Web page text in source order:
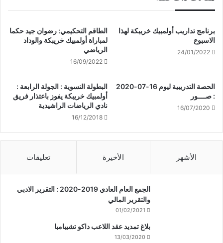
برنامج تداريب أولمبيك خريبكة لهذا
الاسبوع
24/01/2022
الطاقم التحكيمي: رضوان جيد حكما
لمباراة أولمبيك خريبكة والوداد
الرياضي
16/09/2022
الحصة التدريبية ليوم 16-07-2020
: صــــور
16/07/2020
البطولة النسوية : الجولة الرابعة :
أولمبيك خريبكة يفوز باعتذار فريق
نادي الرياضات الراشيدية
16/12/2018
الأشهر الأخيرة تعليقات
الجمع العام العادي 2019-2020 : التقرير الادبي
والتقرير المالي
01/02/2021
بلاغ تمديد عقد اللاعب داكو تشيبامبا
13/03/2020